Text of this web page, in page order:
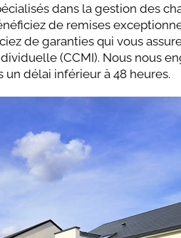
dans la gestion des
de remises
de garanties qui vous
(CCMI). Nous nous
délai inférieur à 48 heures.